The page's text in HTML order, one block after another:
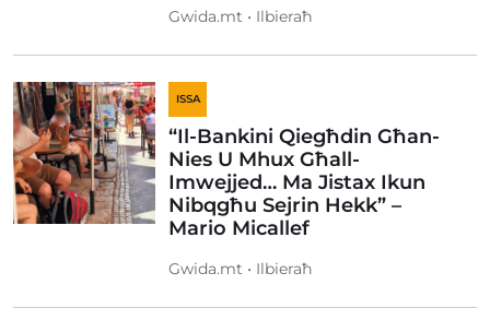
Gwida.mt • Ilbieraħ
ISSA
“Il-Bankini Qiegħdin Għan-
Nies U Mhux Għall-
Imwejjed… Ma Jistax Ikun
Nibqgħu Sejrin Hekk” –
Mario Micallef
Gwida.mt • Ilbieraħ